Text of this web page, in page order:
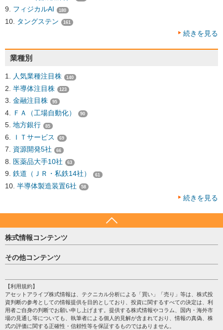
フィジカルAI 180
タングステン 161
続きを見る
業種別
人気業種注目株 140
半導体注目株 123
金融注目株 95
ＦＡ（工場自動化） 90
地方銀行 85
ＩＴサービス 69
資源開発5社 66
医薬品大手10社 63
鉄道（ＪＲ・私鉄14社） 61
半導体製造装置6社 58
続きを見る
株式情報コンテンツ
日経平均
売買シグナル
注目銘柄
株テーマ情報
海外市況
投資カレンダー
格付け情報
その他コンテンツ
個人情報保護方針
プライバシーポリシー
会社案内
サイトマップ
【利用規約】
アセットアライブ株式情報は、テクニカル分析による「買い」「売り」等は、株式投
資判断の参考としての情報提供を目的としており、投資に関するすべての決定は、利
用者ご自身の判断でお願い申し上げます。提供する株式情報やコラム、国内・海外市
場の見通し等についても、執筆者による個人的見解が含まれており、情報の真偽、株
式の評価に関する正確性・信頼性等を保証するものではありません。